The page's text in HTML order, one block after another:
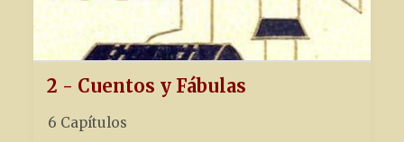
2 - Cuentos y Fábulas
6 Capítulos